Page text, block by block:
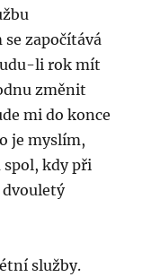
započítává
li rok mít
změnit
mi do konce
je myslím,
kdy při
dvouletý
služby.